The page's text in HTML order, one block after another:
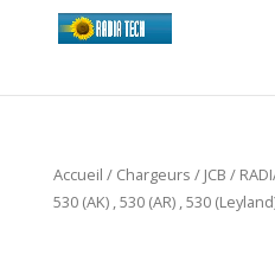
Accueil / Chargeurs / JCB /
530 (AK) , 530 (AR) , 530